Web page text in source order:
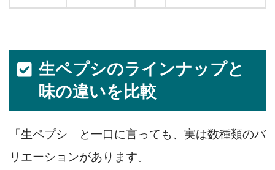
生ペプシのラインナップと
味の違いを比較
「生ペプシ」と一口に言っても、実は数種類のバ
リエーションがあります。